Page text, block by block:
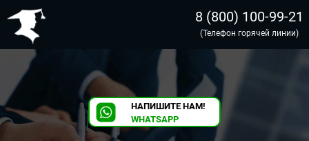
8 (800) 100-99-21
(Телефон горячей линии)
НАПИШИТЕ НАМ!
WHATSAPP